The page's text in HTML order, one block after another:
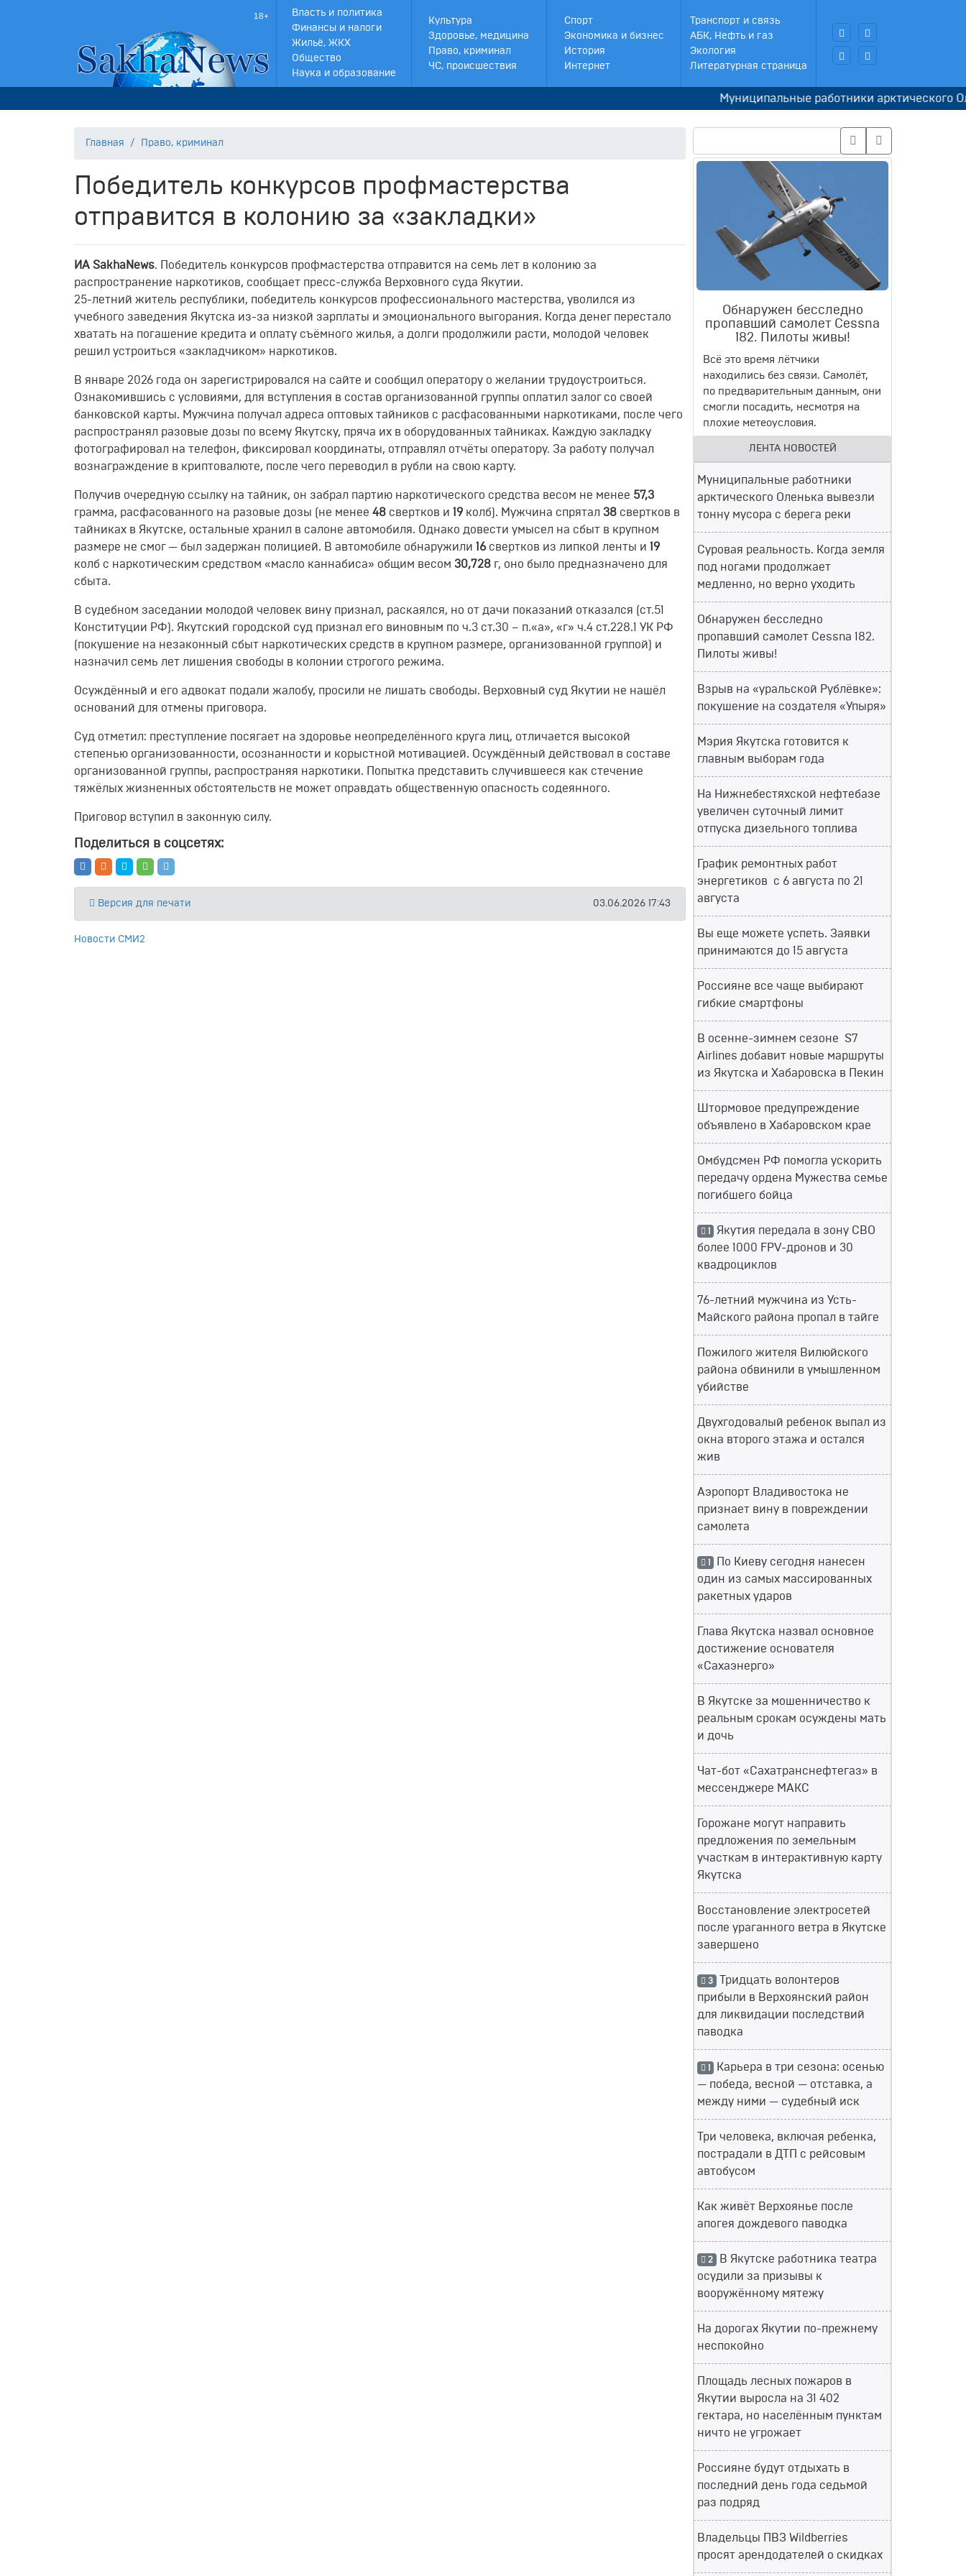
Власть и политика
Финансы и налоги
Жильё, ЖКХ
Общество
Наука и образование
Культура
Здоровье, медицина
Право, криминал
ЧС, происшествия
Спорт
Экономика и бизнес
История
Интернет
Транспорт и связь
АБК, Нефть и газ
Экология
Литературная страница
Муниципальные работники арктического
Главная Право, криминал
Победитель конкурсов профмастерства
отправится в колонию за «закладки»
ИА SakhaNews. Победитель конкурсов профмастерства отправится на семь лет в колонию за
распространение наркотиков, сообщает пресс-служба Верховного суда Якутии.
25-летний житель республики, победитель конкурсов профессионального мастерства, уволился из
учебного заведения Якутска из-за низкой зарплаты и эмоционального выгорания. Когда денег перестало
хватать на погашение кредита и оплату съёмного жилья, а долги продолжили расти, молодой человек
решил устроиться «закладчиком» наркотиков.
В январе 2026 года он зарегистрировался на сайте и сообщил оператору о желании трудоустроиться.
Ознакомившись с условиями, для вступления в состав организованной группы оплатил залог со своей
банковской карты. Мужчина получал адреса оптовых тайников с расфасованными наркотиками, после чего
распространял разовые дозы по всему Якутску, пряча их в оборудованных тайниках. Каждую закладку
фотографировал на телефон, фиксировал координаты, отправлял отчёты оператору. За работу получал
вознаграждение в криптовалюте, после чего переводил в рубли на свою карту.
Получив очередную ссылку на тайник, он забрал партию наркотического средства весом не менее 57,3
грамма, расфасованного на разовые дозы (не менее 48 свертков и 19 колб). Мужчина спрятал 38 свертков в
тайниках в Якутске, остальные хранил в салоне автомобиля. Однако довести умысел на сбыт в крупном
размере не смог — был задержан полицией. В автомобиле обнаружили 16свертков из липкой ленты и 19
колб с наркотическим средством «масло каннабиса» общим весом 30,728 г, оно было предназначено для
сбыта.
В судебном заседании молодой человек вину признал, раскаялся, но от дачи показаний отказался (ст.51
Конституции РФ). Якутский городской суд признал его виновным по ч.3 ст.30 – п.«а», «г» ч.4 ст.228.1 УК РФ
(покушение на незаконный сбыт наркотических средств в крупном размере, организованной группой) и
назначил семь лет лишения свободы в колонии строгого режима.
Осуждённый и его адвокат подали жалобу, просили не лишать свободы. Верховный суд Якутии не нашёл
оснований для отмены приговора.
Суд отметил: преступление посягает на здоровье неопределённого круга лиц, отличается высокой
степенью организованности, осознанности и корыстной мотивацией. Осуждённый действовал в составе
организованной группы, распространяя наркотики. Попытка представить случившееся как стечение
тяжёлых жизненных обстоятельств не может оправдать общественную опасность содеянного.
Приговор вступил в законную силу.
Поделиться в соцсетях:
Версия для печати 03.06.2026 17:43
Новости СМИ2
Обнаружен бесследно
пропавший самолет Cessna
182. Пилоты живы!
Всё это время лётчики
находились без связи. Самолёт,
по предварительным данным, они
смогли посадить, несмотря на
плохие метеоусловия.
ЛЕНТА НОВОСТЕЙ
Муниципальные работники
арктического Оленька вывезли
тонну мусора с берега реки
Суровая реальность. Когда земля
под ногами продолжает
медленно, но верно уходить
Обнаружен бесследно
пропавший самолет Cessna 182.
Пилоты живы!
Взрыв на «уральской Рублёвке»:
покушение на создателя «Упыря»
Мэрия Якутска готовится к
главным выборам года
На Нижнебестяхской нефтебазе
увеличен суточный лимит
отпуска дизельного топлива
График ремонтных работ
энергетиков с 6 августа по 21
августа
Вы еще можете успеть. Заявки
принимаются до 15 августа
Россияне все чаще выбирают
гибкие смартфоны
В осенне-зимнем сезоне S7
Airlines добавит новые маршруты
из Якутска и Хабаровска в Пекин
Штормовое предупреждение
объявлено в Хабаровском крае
Омбудсмен РФ помогла ускорить
передачу ордена Мужества семье
погибшего бойца
1 Якутия передала в зону СВО
более 1000 FPV-дронов и 30
квадроциклов
76-летний мужчина из Усть-
Майского района пропал в тайге
Пожилого жителя Вилюйского
района обвинили в умышленном
убийстве
Двухгодовалый ребенок выпал из
окна второго этажа и остался
жив
Аэропорт Владивостока не
признает вину в повреждении
самолета
1 По Киеву сегодня нанесен
один из самых массированных
ракетных ударов
Глава Якутска назвал основное
достижение основателя
«Сахаэнерго»
В Якутске за мошенничество к
реальным срокам осуждены мать
и дочь
Чат-бот «Сахатранснефтегаз» в
мессенджере МАКС
Горожане могут направить
предложения по земельным
участкам в интерактивную карту
Якутска
Восстановление электросетей
после ураганного ветра в Якутске
завершено
3 Тридцать волонтеров
прибыли в Верхоянский район
для ликвидации последствий
паводка
1 Карьера в три сезона: осенью
— победа, весной — отставка, а
между ними — судебный иск
Три человека, включая ребенка,
пострадали в ДТП с рейсовым
автобусом
Как живёт Верхоянье после
апогея дождевого паводка
2 В Якутске работника театра
осудили за призывы к
вооружённому мятежу
На дорогах Якутии по-прежнему
неспокойно
Площадь лесных пожаров в
Якутии выросла на 31 402
гектара, но населённым пунктам
ничто не угрожает
Россияне будут отдыхать в
последний день года седьмой
раз подряд
Владельцы ПВЗ Wildberries
просят арендодателей о скидках